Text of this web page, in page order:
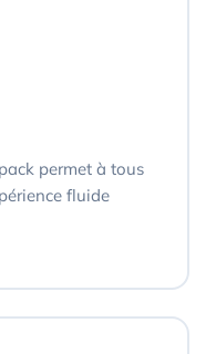
permet à tous
fluide